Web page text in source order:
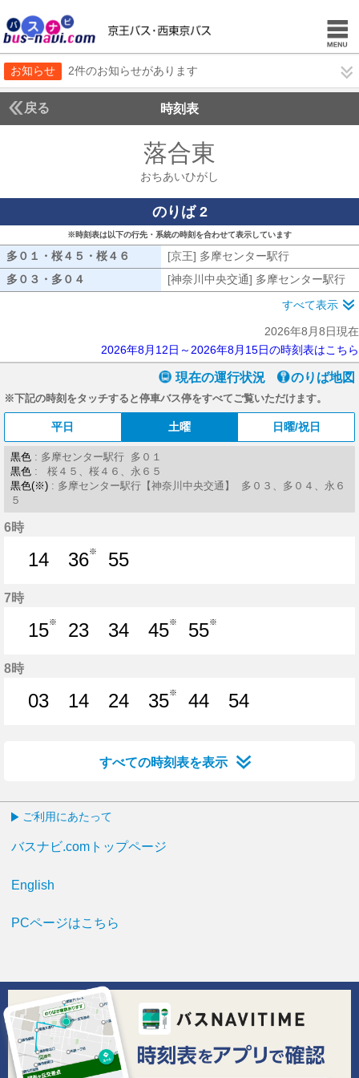
お知らせ 2件のお知らせがあります
戻る 時刻表
落合東
おちあいひがし
のりば 2
※時刻表は以下の行先・系統の時刻を合わせて表示しています
多０１・桜４５・桜４６ 多０１・桜４５・桜４６
[京王] 多摩センター駅行
多０３・多０４
[神奈川中央交通] 多摩センター駅行
すべて表示
2026年8月8日現在
2026年8月12日～2026年8月15日の時刻表はこちら
現在の運行状況 のりば地図
※下記の時刻をタッチすると停車バス停をすべてご覧いただけます。
平日 土曜 日曜/祝日
黒色 : 多摩センター駅行 多０１
黒色 : 桜４５、桜４６、永６５
黒色(※) : 多摩センター駅行【神奈川中央交通】 多０３、多０４、永６
５
6時
14
36※
55
7時
15※
23
34
45※
55※
8時
03
14
24
35※
44
54
すべての時刻表を表示
ご利用にあたって
バスナビ.comトップページ
English
PCページはこちら